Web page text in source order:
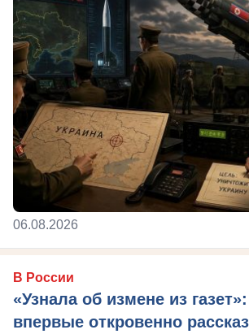
06.08.2026
В России
«Узнала об измене из
впервые откровенно